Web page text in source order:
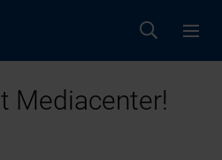
Mediacenter!